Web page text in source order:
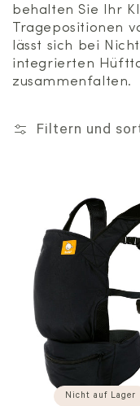
behalten Sie Ihr
Tragepositionen
lässt sich bei
integrierten
zusammenfalten.
Filtern und
Nicht auf Lager